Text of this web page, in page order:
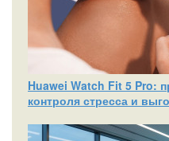
Huawei Watch Fit 5 Pro:
контроля стресса и